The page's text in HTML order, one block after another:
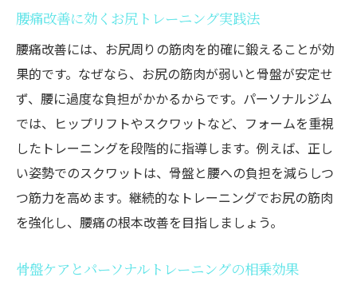
腰痛改善に効くお尻トレーニング実践法
腰痛改善には、お尻周りの筋肉を的確に鍛えることが効
果的です。なぜなら、お尻の筋肉が弱いと骨盤が安定せ
ず、腰に過度な負担がかかるからです。パーソナルジム
では、ヒップリフトやスクワットなど、フォームを重視
したトレーニングを段階的に指導します。例えば、正し
い姿勢でのスクワットは、骨盤と腰への負担を減らしつ
つ筋力を高めます。継続的なトレーニングでお尻の筋肉
を強化し、腰痛の根本改善を目指しましょう。
骨盤ケアとパーソナルトレーニングの相乗効果